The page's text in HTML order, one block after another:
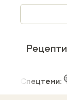
Рецепти
Спецтеми: